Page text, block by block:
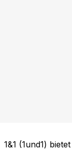
1&1 (1und1)